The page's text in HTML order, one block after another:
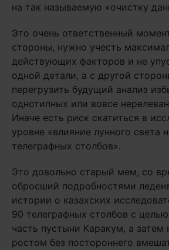
на так называемую «очистку
Это очень ответственный
стороны, нужно учесть
действующих факторов и не
одной детали, а с другой
перегрузить будущий анализ
однотипных или вовсе
Иначе есть риск скатиться в
уровне «влияние лунного света
телеграфных столбов».
Это довольно старый мем, со
обросший подробностями
истории о казахских
90 телеграфных столбов с
часть пустыни Каракум, а затем
ростом без постороннего